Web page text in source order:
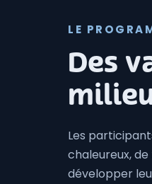
LE
Des
Les
chaleureux,
développer